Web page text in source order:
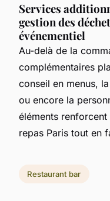
Services
gestion des
événementiel
Au-delà de la
complémentaires
conseil en menus,
ou encore la
éléments
repas Paris tout en
Restaurant bar